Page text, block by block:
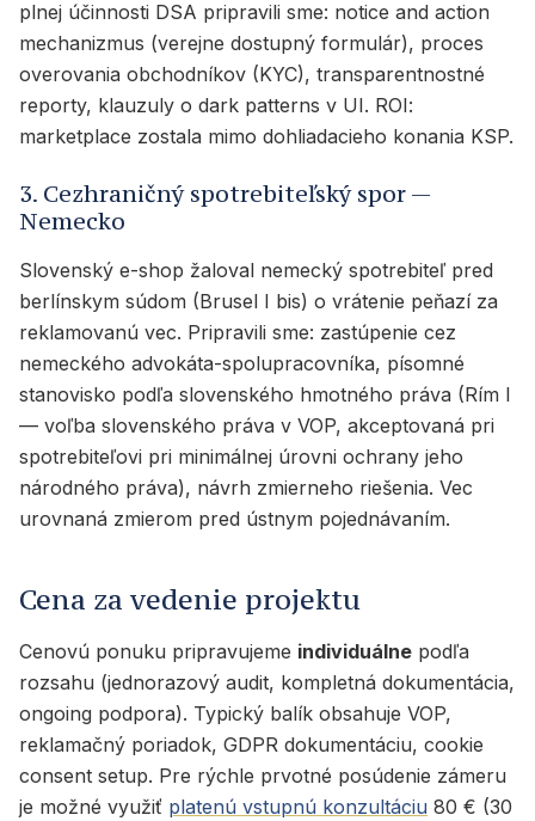
plnej účinnosti DSA pripravili sme: notice and action
mechanizmus (verejne dostupný formulár), proces
overovania obchodníkov (KYC), transparentnostné
reporty, klauzuly o dark patterns v UI. ROI:
marketplace zostala mimo dohliadacieho konania KSP.
3. Cezhraničný spotrebiteľský spor —
Nemecko
Slovenský e-shop žaloval nemecký spotrebiteľ pred
berlínskym súdom (Brusel I bis) o vrátenie peňazí za
reklamovanú vec. Pripravili sme: zastúpenie cez
nemeckého advokáta-spolupracovníka, písomné
stanovisko podľa slovenského hmotného práva (Rím I
— voľba slovenského práva v VOP, akceptovaná pri
spotrebiteľovi pri minimálnej úrovni ochrany jeho
národného práva), návrh zmierneho riešenia. Vec
urovnaná zmierom pred ústnym pojednávaním.
Cena za vedenie projektu
Cenovú ponuku pripravujeme individuálne podľa
rozsahu (jednorazový audit, kompletná dokumentácia,
ongoing podpora). Typický balík obsahuje VOP,
reklamačný poriadok, GDPR dokumentáciu, cookie
consent setup. Pre rýchle prvotné posúdenie zámeru
je možné využiť platenú vstupnú konzultáciu 80 € (30